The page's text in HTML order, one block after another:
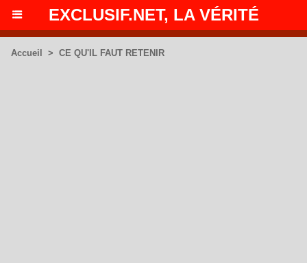
EXCLUSIF.NET, LA VÉRITÉ
Accueil > CE QU'IL FAUT RETENIR